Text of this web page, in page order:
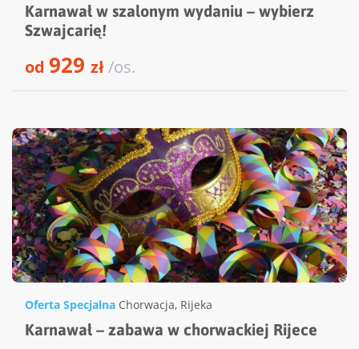
Karnawał w szalonym wydaniu – wybierz
Szwajcarię!
od 929 zł/os.
Oferta Specjalna Chorwacja, Rijeka
Karnawał – zabawa w chorwackiej Rijece